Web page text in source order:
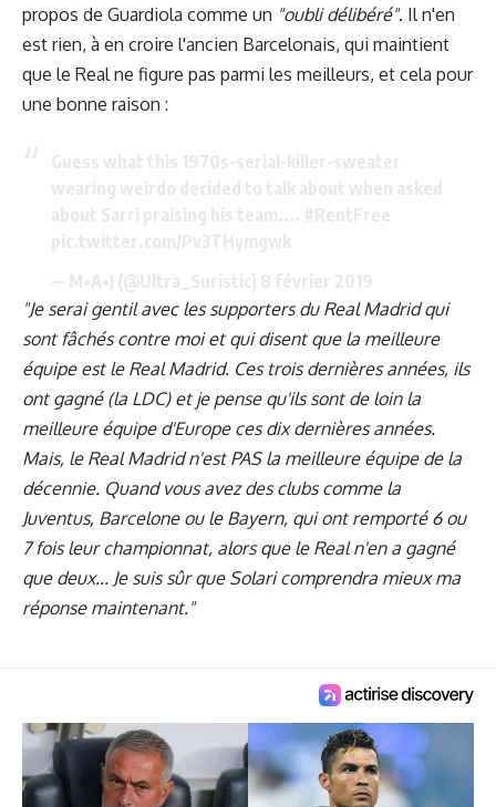
propos de Guardiola comme un "oubli délibéré". Il n'en
est rien, à en croire l'ancien Barcelonais, qui maintient
que le Real ne figure pas parmi les meilleurs, et cela pour
une bonne raison :
"Je serai gentil avec les supporters du Real Madrid qui
sont fâchés contre moi et qui disent que la meilleure
équipe est le Real Madrid. Ces trois dernières années, ils
ont gagné (la LDC) et je pense qu'ils sont de loin la
meilleure équipe d'Europe ces dix dernières années.
Mais, le Real Madrid n'est PAS la meilleure équipe de la
décennie. Quand vous avez des clubs comme la
Juventus, Barcelone ou le Bayern, qui ont remporté 6 ou
7 fois leur championnat, alors que le Real n'en a gagné
que deux... Je suis sûr que Solari comprendra mieux ma
réponse maintenant."